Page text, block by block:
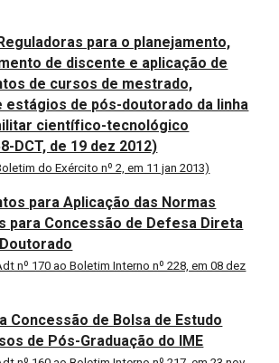
para o planejamento,
de discente e aplicação de
de cursos de mestrado,
estágios de pós-doutorado da linha
científico-tecnológico
DCT, de 19 dez 2012)
do Exército nº 2, em 11 jan 2013)
para Aplicação das Normas
para Concessão de Defesa Direta
nº 170 ao Boletim Interno nº 228, em 08 dez
Concessão de Bolsa de Estudo
de Pós-Graduação do IME